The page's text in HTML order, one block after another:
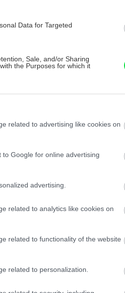
Data for Targeted
Sale, and/or Sharing
the Purposes for which it
related to advertising like cookies on
Google for online advertising
advertising.
related to analytics like cookies on
related to functionality of the website
related to personalization.
antiparazitík
do vody.
akýkoľvek
nebojí sa
celé dni iba
prostredie
pokoj?
s ľuďmi. Sú
ktoré
s povahou. Ak
súperíte
a čerstvou